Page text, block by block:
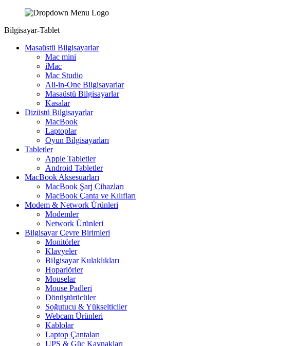
Bilgisayar-Tablet
Masaüstü Bilgisayarlar
Mac mini
iMac
Mac Studio
All-in-One Bilgisayarlar
Masaüstü Bilgisayarlar
Kasalar
Dizüstü Bilgisayarlar
MacBook
Laptoplar
Oyun Bilgisayarları
Tabletler
Apple Tabletler
Android Tabletler
MacBook Aksesuarları
MacBook Şarj Cihazları
MacBook Çanta ve Kılıfları
Modem & Network Ürünleri
Modemler
Network Ürünleri
Bilgisayar Çevre Birimleri
Monitörler
Klavyeler
BiIgisayar Kulaklıkları
Hoparlörler
Mouselar
Mouse Padleri
Dönüştürücüler
Soğutucu & Yükselticiler
Webcam Ürünleri
Kablolar
Laptop Çantaları
UPS & Güç Kaynakları